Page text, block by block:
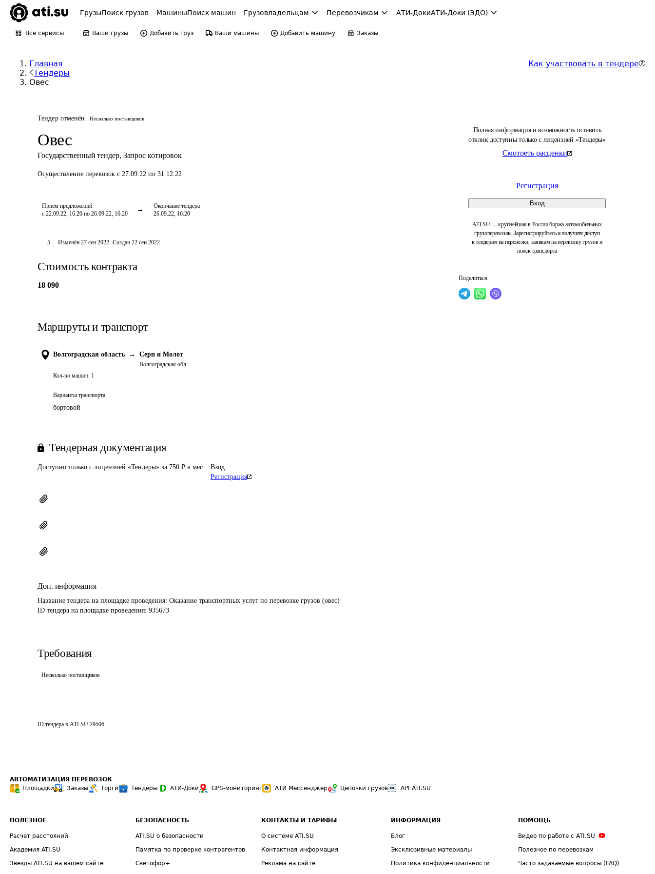
ГрузыПоиск грузов МашиныПоиск машин Грузовладельцам Перевозчикам АТИ-ДокиАТИ-Доки (ЭДО)
Все сервисы Ваши грузы Добавить груз Ваши машины Добавить машину Заказы
Главная
Тендеры
Овес
Как участвовать в тендере
Тендер отменён Несколько поставщиков
Овес
Государственный тендер, Запрос котировок
Осуществление перевозок с 27.09.22 по 31.12.22
Приём предложений
с 22.09.22, 16:20 по 26.09.22, 16:20
Окончание тендера
26.09.22, 16:20
Полная информация и возможность оставить
отклик доступны только с лицензией «Тендеры»
Смотреть расценки
Регистрация
Вход
ATI.SU — крупнейшая в России биржа автомобильных
грузоперевозок. Зарегистрируйтесь и получите доступ
к тендерам на перевозки, заявкам на перевозку грузов и
поиск транспорта
Поделиться
5 Изменён 27 сен 2022. Создан 22 сен 2022
Стоимость контракта
18 090
Маршруты и транспорт
Волгоградская область → Серп и Молот
Волгоградская обл.
Кол-во машин: 1
Варианты транспорта
бортовой
Тендерная документация
Доступно только с лицензией «Тендеры» за 750 ₽ в мес
Вход
Регистрация
Доп. информация
Название тендера на площадке проведения: Оказание транспортных услуг по перевозке грузов (овес)
ID тендера на площадке проведения: 935673
Требования
Несколько поставщиков
ID тендера в ATI.SU 29506
АВТОМАТИЗАЦИЯ ПЕРЕВОЗОК
Площадки
Заказы Торги Тендеры АТИ-Доки GPS-мониторинг АТИ Мессенджер Цепочки грузов API ATI.SU
ПОЛЕЗНОЕ
Расчет расстояний
Академия ATI.SU
Звезды ATI.SU на вашем сайте
БЕЗОПАСНОСТЬ
ATI.SU о безопасности
Памятка по проверке контрагентов
Светофор+
КОНТАКТЫ И ТАРИФЫ
О системе ATI.SU
Контактная информация
Реклама на сайте
ИНФОРМАЦИЯ
Блог
Эксклюзивные материалы
Политика конфиденциальности
ПОМОЩЬ
Видео по работе с ATI.SU
Полезное по перевозкам
Часто задаваемые вопросы (FAQ)